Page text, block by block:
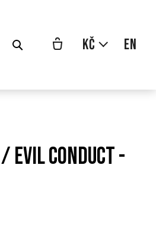
Kč cs
en
EVIL CONDUCT -